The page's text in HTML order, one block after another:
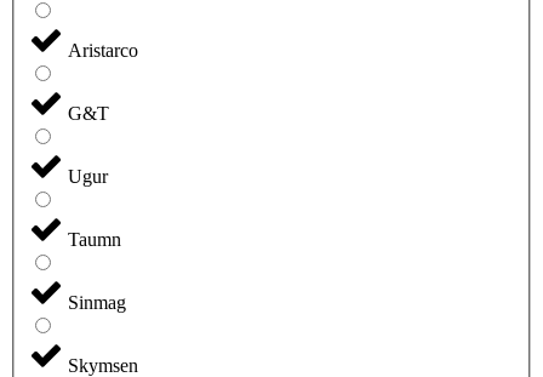
Aristarco
G&T
Ugur
Taumn
Sinmag
Skymsen